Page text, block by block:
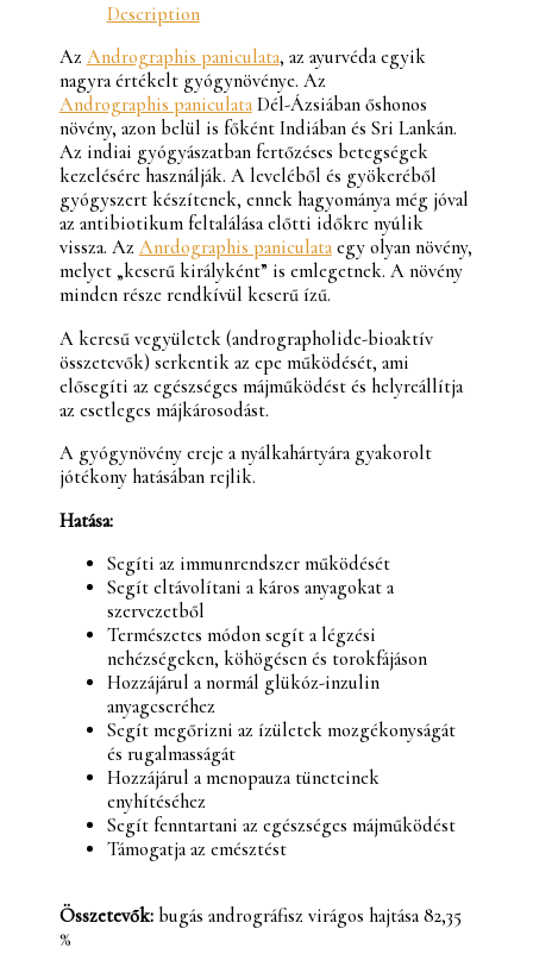
Description
Az Andrographis paniculata, az ayurvéda egyik
nagyra értékelt gyógynövénye. Az
Andrographis paniculataDél-Ázsiában őshonos
növény, azon belül is főként Indiában és Sri Lankán.
Az indiai gyógyászatban fertőzéses betegségek
kezelésére használják. A leveléből és gyökeréből
gyógyszert készítenek, ennek hagyománya még jóval
az antibiotikum feltalálása előtti időkre nyúlik
vissza. Az Anrdographis paniculataegy olyan növény,
melyet „keserű királyként” is emlegetnek. A növény
minden része rendkívül keserű ízű.
A keresű vegyületek (andrographolide-bioaktív
összetevők) serkentik az epe működését, ami
elősegíti az egészséges májműködést és helyreállítja
az esetleges májkárosodást.
A gyógynövény ereje a nyálkahártyára gyakorolt
jótékony hatásában rejlik.
Hatása:
Segíti az immunrendszer működését
Segít eltávolítani a káros anyagokat a
szervezetből
Természetes módon segít a légzési
nehézségeken, köhögésen és torokfájáson
Hozzájárul a normál glükóz-inzulin
anyagcseréhez
Segít megőrizni az ízületek mozgékonyságát
és rugalmasságát
Hozzájárul a menopauza tüneteinek
enyhítéséhez
Segít fenntartani az egészséges májműködést
Támogatja az emésztést
Összetevők:bugás andrográfisz virágos hajtása 82,35
%